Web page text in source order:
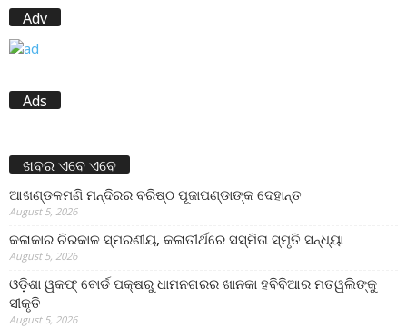
Adv
Ads
ଖବର ଏବେ ଏବେ
ଆଖଣ୍ଡଳମଣି ମନ୍ଦିରର ବରିଷ୍ଠ ପୂଜାପଣ୍ଡାଙ୍କ ଦେହାନ୍ତ
August 5, 2026
କଳାକାର ଚିରକାଳ ସ୍ମରଣୀୟ, କଳାତୀର୍ଥରେ ସସ୍ମିତା ସ୍ମୃତି ସନ୍ଧ୍ୟା
August 5, 2026
ଓଡ଼ିଶା ୱକଫ୍ ବୋର୍ଡ ପକ୍ଷରୁ ଧାମନଗରର ଖାନକା ହବିବିଆର ମତୱଲିଙ୍କୁ
ସୀକୃତି
August 5, 2026